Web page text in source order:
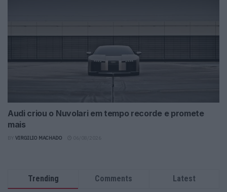
Audi criou o Nuvolari em tempo recorde e promete
mais
VIRGILIO MACHADO
Trending Comments Latest